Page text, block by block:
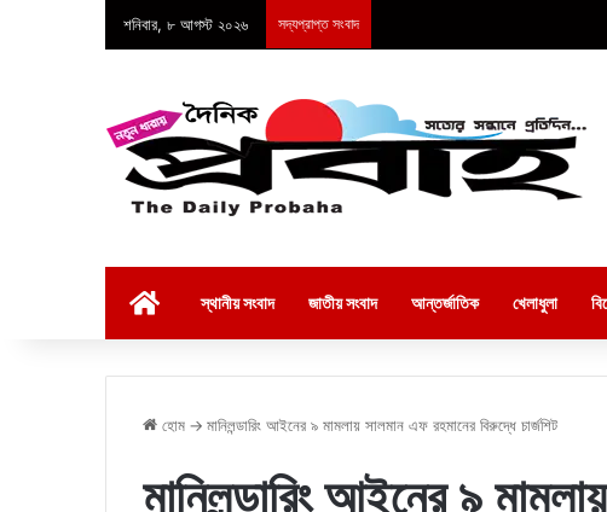
শনিবার, ৮ আগস্ট ২০২৬ সদ্যপ্রাপ্ত সংবাদ
স্থানীয় সংবাদ জাতীয় সংবাদ আন্তর্জাতিক খেলাধুলা
হোম → মানিলন্ডারিং আইনের ৯ মামলায় সালমান এফ রহমানের বিরুদ্ধে চার্জশিট
মানিলন্ডারিং আইনের ৯